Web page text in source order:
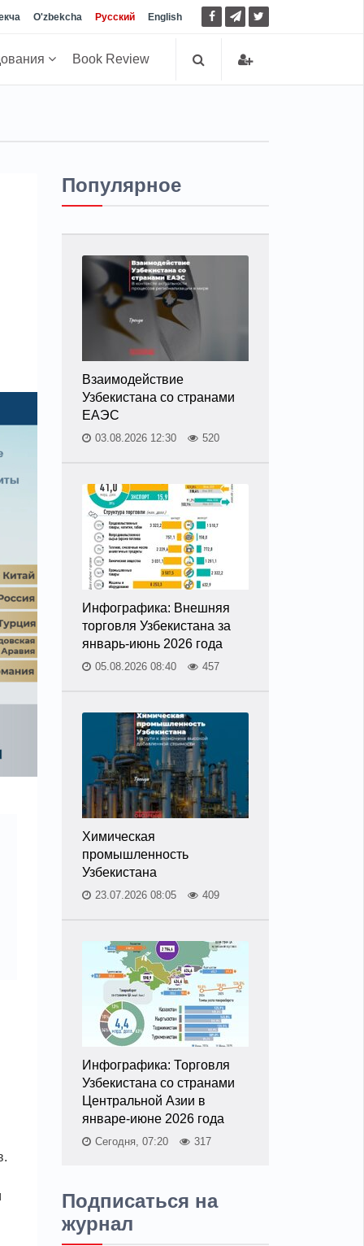
O'zbekcha Русский English
Book Review
Популярное
Взаимодействие
Узбекистана со странами
ЕАЭС
03.08.2026 12:30 520
Инфографика: Внешняя
торговля Узбекистана за
январь-июнь 2026 года
05.08.2026 08:40 457
Химическая
промышленность
Узбекистана
23.07.2026 08:05 409
Инфографика: Торговля
Узбекистана со странами
Центральной Азии в
январе-июне 2026 года
Сегодня, 07:20 317
Подписаться на
журнал